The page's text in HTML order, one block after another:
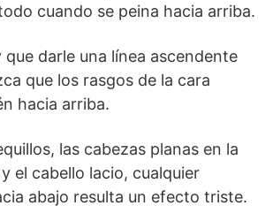
cuando se peina hacia arriba.
que darle una línea ascendente
que los rasgos de la cara
hacia arriba.
las cabezas planas en la
el cabello lacio, cualquier
abajo resulta un efecto triste.